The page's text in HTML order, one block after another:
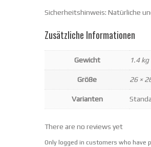
Sicherheitshinweis: Natürliche
Zusätzliche Informationen
Gewicht 1.4 kg
Größe 26 ×
Varianten
There are no reviews yet
Only logged in customers who have